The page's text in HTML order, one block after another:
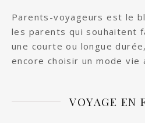
Parents-voyageurs est le
les parents qui souhaitent
une courte ou longue
encore choisir un mode vie
VOYAGE EN